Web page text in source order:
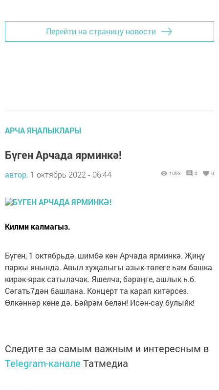
Перейти на страницу новости
АРЧА ЯҢАЛЫКЛАРЫ
Бүген Арчада ярминкә!
автор, 1 октябрь 2022 - 06:44 1093 0 0
Килми калмагыз.
Бүген, 1 октябрьдә, шимбә көн Арчада ярминкә. Җиңү
паркы янында. Авыл хуҗалыгы азык-төлеге һәм башка
кирәк-ярак сатылачак. Яшелчә, бәрәңге, ашлык һ.б.
Сәгать7дән башлана. Концерт та карап китәрсез.
Өлкәннәр көне дә. Бәйрәм белән! Исән-сау булыйк!
Следите за самым важным и интересным в
Telegram-канале Татмедиа